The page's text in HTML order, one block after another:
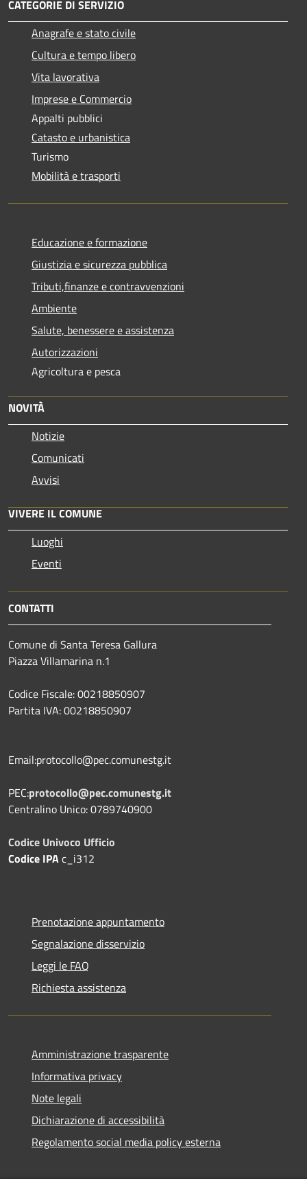
CATEGORIE DI SERVIZIO
Anagrafe e stato civile
Cultura e tempo libero
Vita lavorativa
Imprese e Commercio
Appalti pubblici
Catasto e urbanistica
Turismo
Mobilità e trasporti
Educazione e formazione
Giustizia e sicurezza pubblica
Tributi,finanze e contravvenzioni
Ambiente
Salute, benessere e assistenza
Autorizzazioni
Agricoltura e pesca
NOVITÀ
Notizie
Comunicati
Avvisi
VIVERE IL COMUNE
Luoghi
Eventi
CONTATTI
Comune di Santa Teresa Gallura
Piazza Villamarina n.1
Codice Fiscale: 00218850907
Partita IVA: 00218850907
Email:protocollo@pec.comunestg.it
PEC:protocollo@pec.comunestg.it
Centralino Unico: 0789740900
Codice Univoco Ufficio
Codice IPAc_i312
Prenotazione appuntamento
Segnalazione disservizio
Leggi le FAQ
Richiesta assistenza
Amministrazione trasparente
Informativa privacy
Note legali
Dichiarazione di accessibilità
Regolamento social media policy esterna